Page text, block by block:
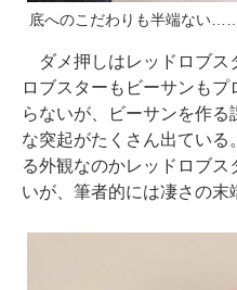
底へのこだわりも半端ない……
ダメ押しはレッドロブス
ロブスターもビーサンも
らないが、ビーサンを作る
な突起がたくさん出ている
る外観なのかレッドロブ
いが、筆者的には凄さの末